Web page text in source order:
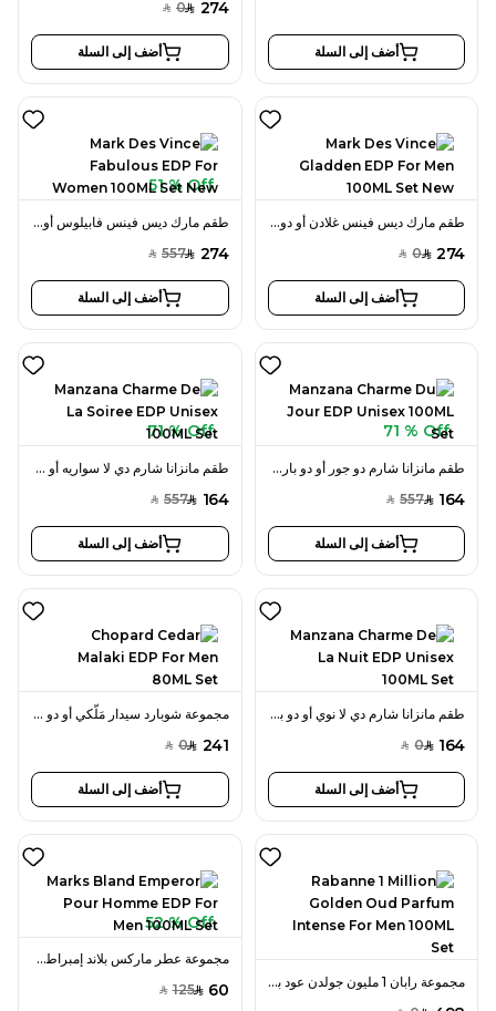
أضف إلى السلة
SAR 274
SAR 0
أضف إلى السلة
طقم مارك ديس فينس غلادن أو دو بارفان 100 مل للرجال جديد
SAR 274
SAR 0
أضف إلى السلة
51 % Off
طقم مارك ديس فينس فابيلوس أو دو بارفان 100 مل للنساء جديد
SAR 274
SAR 557
أضف إلى السلة
71 % Off
طقم مانزانا شارم دو جور أو دو بارفان 100 مل للجنسين
SAR 164
SAR 557
أضف إلى السلة
71 % Off
طقم مانزانا شارم دي لا سواريه أو دو بارفان 100 مل للجنسين
SAR 164
SAR 557
أضف إلى السلة
طقم مانزانا شارم دي لا نوي أو دو بارفان 100 مل للجنسين
SAR 164
SAR 0
أضف إلى السلة
مجموعة شوبارد سيدار مَلّكي أو دو بارفان 80 مل للرجال
SAR 241
SAR 0
أضف إلى السلة
مجموعة رابان 1 مليون جولدن عود بارفان إنتنس 100 مل للرجال
52 % Off
مجموعة عطر ماركس بلاند إمبراطور بور اوم أو دو بارفان 100 مل للرجال
SAR 60
SAR 125